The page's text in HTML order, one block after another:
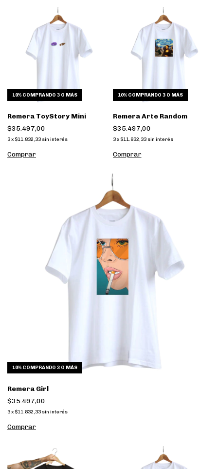
10% COMPRANDO 3 O MÁS
Remera ToyStory Mini
$35.497,00
3x $11.832,33 sin interés
Comprar
10% COMPRANDO 3 O MÁS
Remera Arte Random
$35.497,00
3 x $11.832,33 sin interés
Comprar
10% COMPRANDO 3 O MÁS
Remera Girl
$35.497,00
3x $11.832,33 sin interés
Comprar